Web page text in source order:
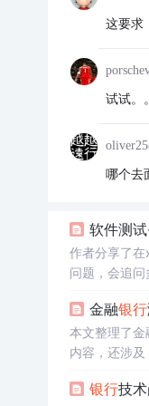
这要求
试试。
哪个去
软件测
作者分享了在
问题，会追问
金融银行
本文整理了金
内容，还涉
银行技